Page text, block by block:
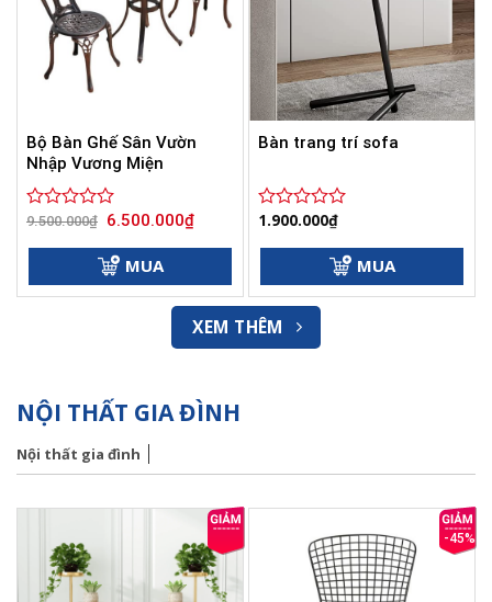
Bộ Bàn Ghế Sân Vườn
Nhập Vương Miện
Được
9.500.000₫ Giá
gốc
là:
9.500.000₫.
6.500.000₫Giá
hiện
tại
MUA
Bàn trang trí sofa
Được
sao
1.900.000₫
MUA
XEM THÊM
NỘI THẤT GIA ĐÌNH
Nội thất gia đình
-45%